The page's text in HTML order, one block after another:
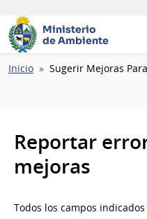
Ministerio
de Ambiente
Ruta
Inicio Sugerir Mejoras
Reportar
mejoras
Todos los campos